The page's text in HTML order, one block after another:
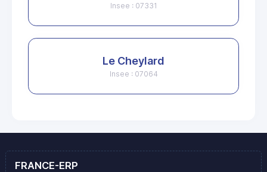
Insee : 07331
Le Cheylard
Insee : 07064
FRANCE-ERP